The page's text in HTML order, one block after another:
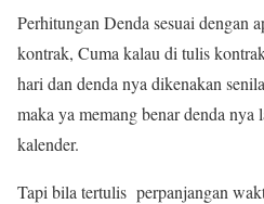
Perhitungan Denda sesuai dengan
kontrak, Cuma kalau di tulis
hari dan denda nya dikenakan
maka ya memang benar denda
kalender.
Tapi bila tertulis perpanjangan